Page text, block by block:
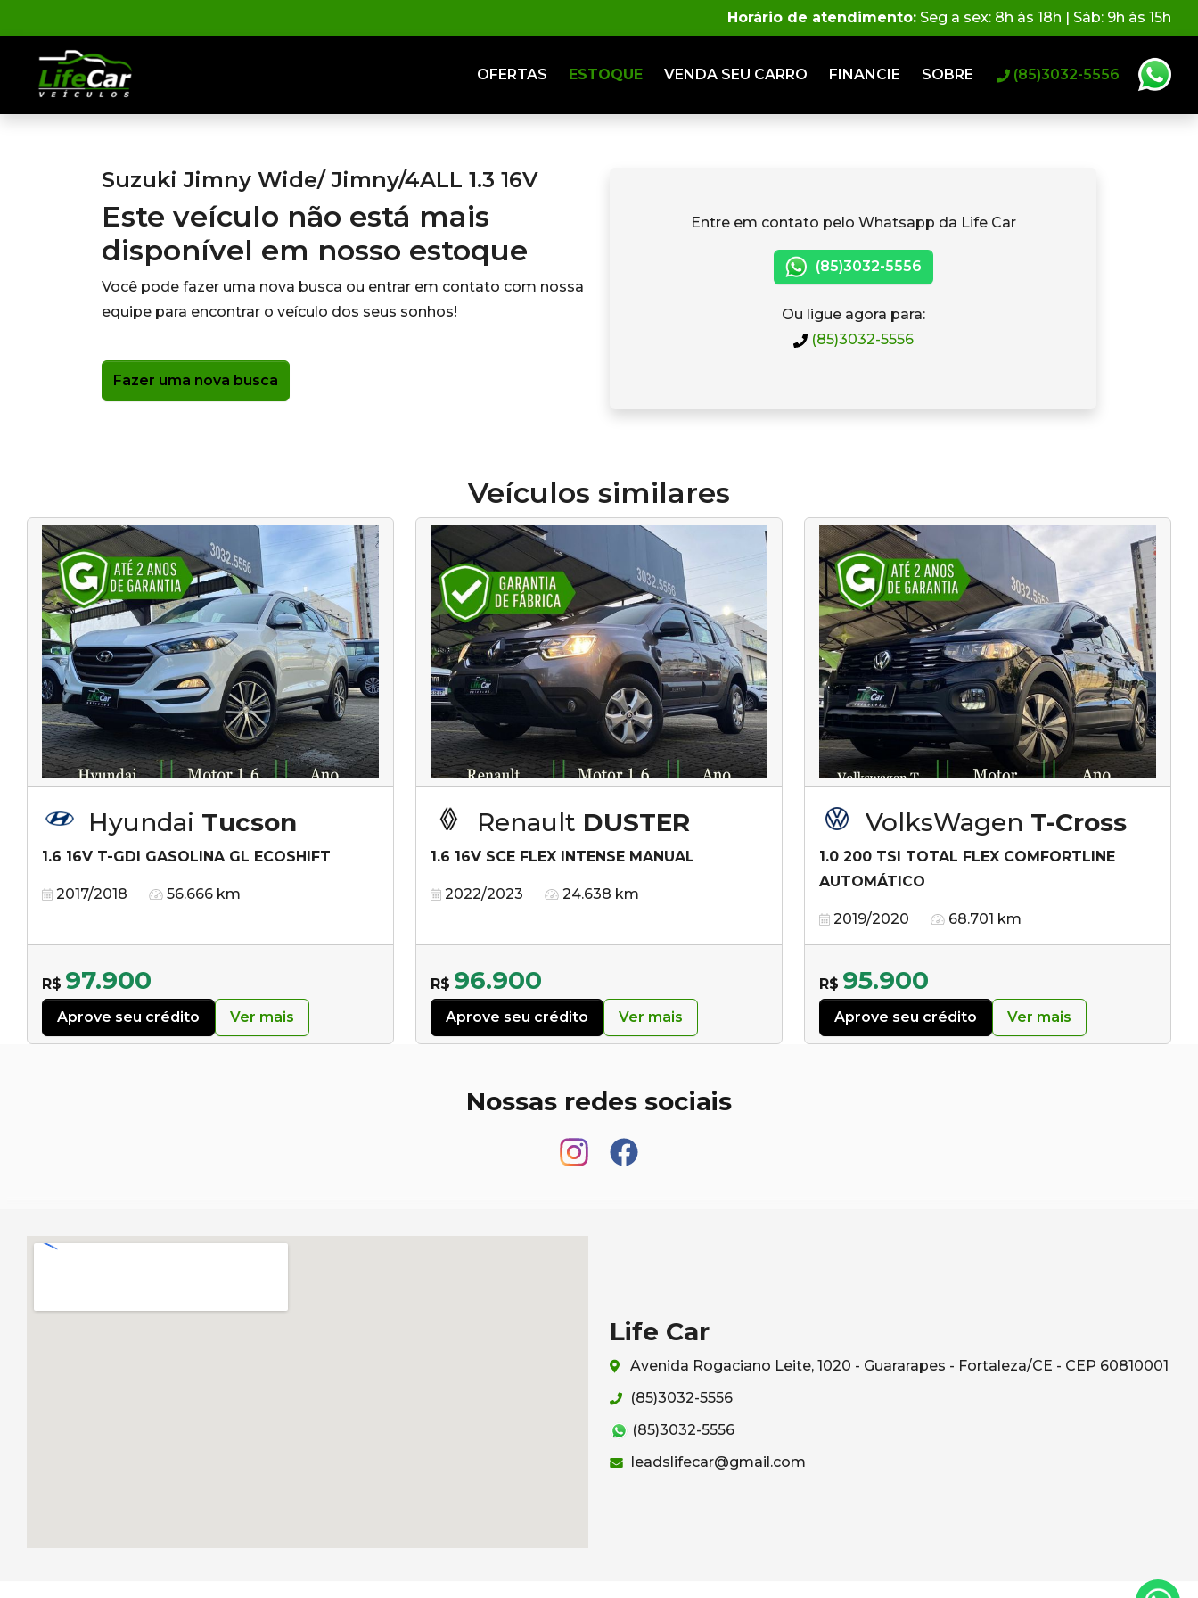
Horário de atendimento: Seg a sex: 8h às 18h | Sáb: 9h às 15h
OFERTAS ESTOQUE VENDA SEU CARRO FINANCIE SOBRE (85)3032-5556
Suzuki Jimny Wide/ Jimny/4ALL 1.3 16V
Este veículo não está mais
disponível em nosso estoque
Você pode fazer uma nova busca ou entrar em contato com nossa
equipe para encontrar o veículo dos seus sonhos!
Fazer uma nova busca
Entre em contato pelo Whatsapp da Life Car
(85)3032-5556
Ou ligue agora para:
(85)3032-5556
Veículos similares
Hyundai Tucson
1.6 16V T-GDI GASOLINA GL ECOSHIFT
2017/2018 56.666 km
R$ 97.900
Aprove seu crédito Ver mais
Renault DUSTER
1.6 16V SCE FLEX INTENSE MANUAL
2022/2023 24.638 km
R$ 96.900
Aprove seu crédito Ver mais
VolksWagen T-Cross
1.0 200 TSI TOTAL FLEX COMFORTLINE
AUTOMÁTICO
2019/2020 68.701 km
R$ 95.900
Aprove seu crédito Ver mais
Nossas redes sociais
Life Car
Avenida Rogaciano Leite, 1020 - Guararapes - Fortaleza/CE - CEP 60810001
(85)3032-5556
(85)3032-5556
leadslifecar@gmail.com